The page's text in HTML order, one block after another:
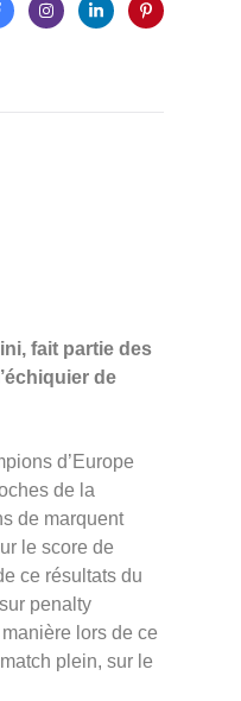
fait partie des
de
d’Europe
de la
de marquent
le score de
ce résultats du
penalty
lors de ce
plein, sur le